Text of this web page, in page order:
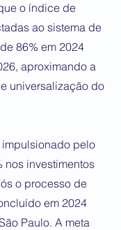
o índice de
ao sistema de
86% em 2024
aproximando a
universalização do
pelo
nos investimentos
o processo de
em 2024
Paulo. A meta